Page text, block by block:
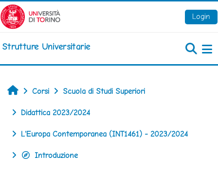
Vai al contenuto principale
Login
Strutture Universitarie
Home
Corsi Scuola di Studi Superiori
Didattica 2023/2024
L'Europa Contemporanea (INT1461) - 2023/2024
Introduzione